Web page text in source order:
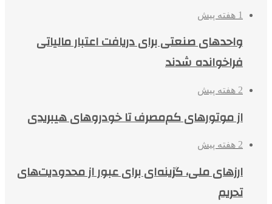
1 هفته پیش
واحدهای صنعتی برای دریافت اعتبار مالیاتی
فراخوانده شدند
2 هفته پیش
از موتورهای کم‌مصرف تا خودروهای هیبریدی
2 هفته پیش
ارزهای ملی، گزینه‌ای برای عبور از محدودیت‌های
تحریم